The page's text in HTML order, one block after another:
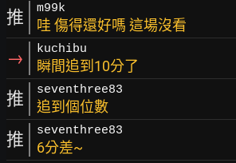
推 m99k
哇 傷得還好嗎 這場沒看
→ kuchibu
瞬間追到10分了
推 seventhree83
追到個位數
推 seventhree83
6分差~